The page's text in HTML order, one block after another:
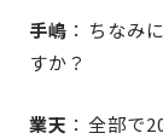
手嶋 ：ちなみ
すか？
業天 ：全部で